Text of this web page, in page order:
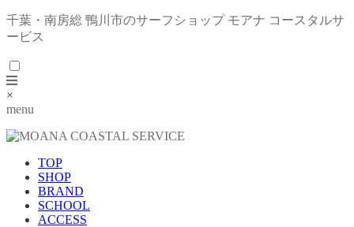
千葉・南房総 鴨川市のサーフショップ モアナ コースタルサ
ービス
×
menu
TOP
SHOP
BRAND
SCHOOL
ACCESS